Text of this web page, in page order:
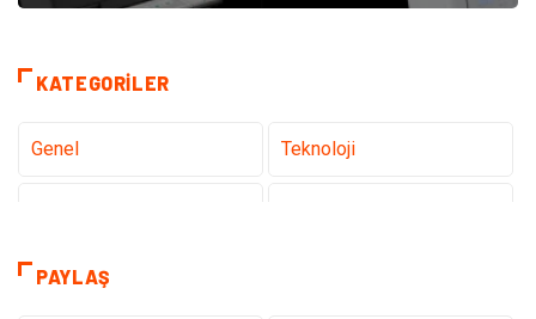
KATEGORILER
Genel Teknoloji
Eğitim
PAYLAŞ